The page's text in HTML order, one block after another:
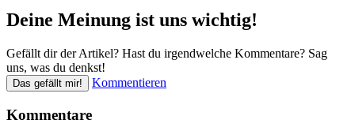
Deine Meinung ist uns wichtig!
Gefällt dir der Artikel? Hast du irgendwelche Kommentare? Sag
uns, was du denkst!
Das gefällt mir! Kommentieren
Kommentare